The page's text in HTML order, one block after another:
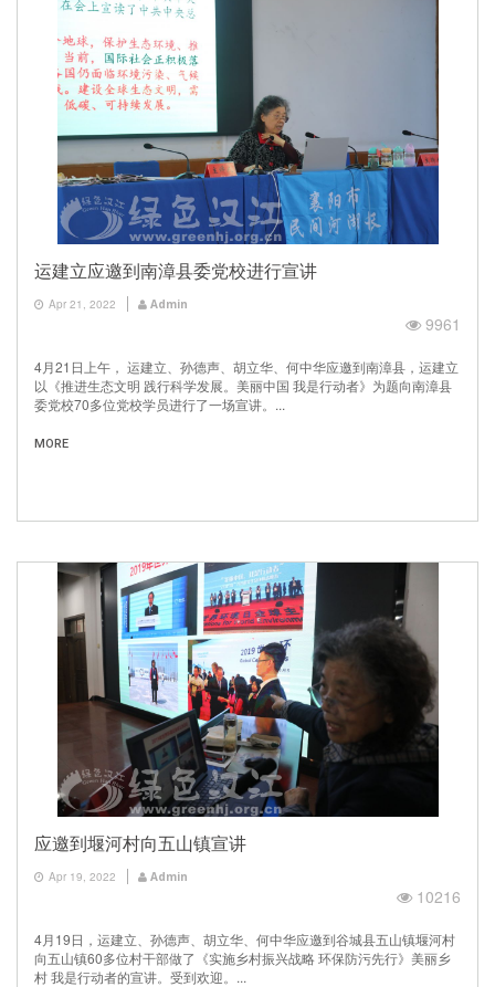
运建立应邀到南漳县委党校进行宣讲
Apr 21, 2022 Admin
9961
4月21日上午， 运建立、孙德声、胡立华、何中华应邀到南漳县，运建立
以《推进生态文明 践行科学发展。美丽中国 我是行动者》为题向南漳县
委党校70多位党校学员进行了一场宣讲。...
MORE
应邀到堰河村向五山镇宣讲
Apr 19, 2022 Admin
10216
4月19日，运建立、孙德声、胡立华、何中华应邀到谷城县五山镇堰河村
向五山镇60多位村干部做了《实施乡村振兴战略 环保防污先行》美丽乡
村 我是行动者的宣讲。受到欢迎。...